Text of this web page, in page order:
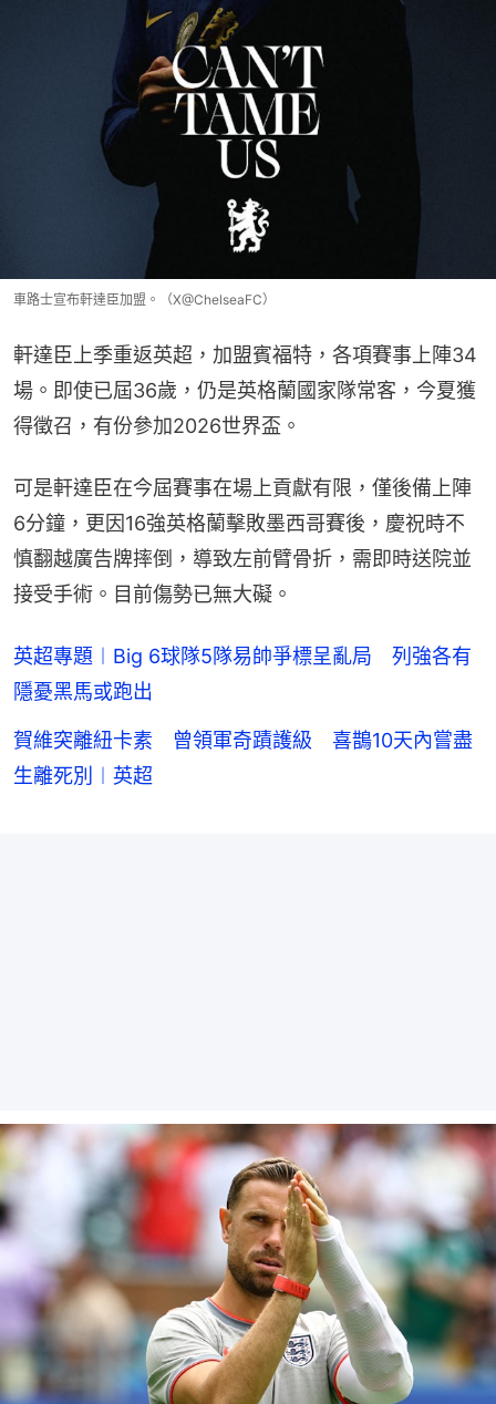
車路士宣布軒達臣加盟。（X@ChelseaFC）
軒達臣上季重返英超，加盟賓福特，各項賽事上陣34
場。即使已屆36歲，仍是英格蘭國家隊常客，今夏獲
得徵召，有份參加2026世界盃。
可是軒達臣在今屆賽事在場上貢獻有限，僅後備上陣
6分鐘，更因16強英格蘭擊敗墨西哥賽後，慶祝時不
慎翻越廣告牌摔倒，導致左前臂骨折，需即時送院並
接受手術。目前傷勢已無大礙。
英超專題︱Big 6球隊5隊易帥爭標呈亂局 列強各有
隱憂黑馬或跑出
賀維突離紐卡素 曾領軍奇蹟護級 喜鵲10天內嘗盡
生離死別︱英超